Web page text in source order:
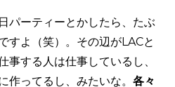
パーティーとかしたら、たぶ
すよ（笑）。その辺がLACと
事する人は仕事しているし、
作ってるし、みたいな。 各々